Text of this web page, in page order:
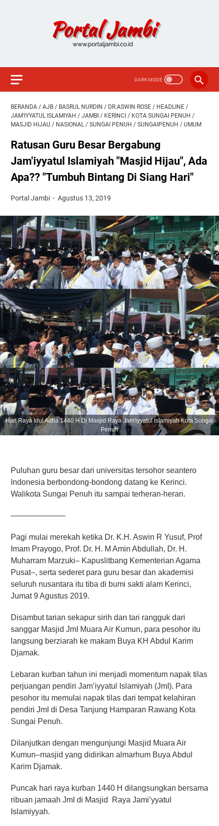
BERANDA / AJB / BASRUL NURDIN / DR.ASWIN ROSE / HEADLINE /
JAM'IYYATUL ISLAMIYAH / JAMBI / KERINCI / KOTA SUNGAI PENUH /
MASJID HIJAU / NASIONAL / SUNGAI PENUH / SUNGAIPENUH / UMUM
Ratusan Guru Besar Bergabung
Jam'iyyatul Islamiyah "Masjid Hijau", Ada
Apa?? "Tumbuh Bintang Di Siang Hari"
Portal Jambi Agustus 13, 2019
Hari Raya Idul Adha 1440 H Di Masjid Raya Jam'iyyatul Islamiyah Kota Sungai
Penuh
Puluhan guru besar dari universitas tersohor seantero
Indonesia berbondong-bondong datang ke Kerinci.
Walikota Sungai Penuh itu sampai terheran-heran.
———————
Pagi mulai merekah ketika Dr. K.H. Aswin R Yusuf, Prof
Imam Prayogo, Prof. Dr. H. M Amin Abdullah, Dr. H.
Muharram Marzuki– Kapuslitbang Kementerian Agama
Pusat–, serta sederet para guru besar dan akademisi
seluruh nusantara itu tiba di bumi sakti alam Kerinci,
Jumat 9 Agustus 2019.
Disambut tarian sekapur sirih dan tari rangguk dari
sanggar Masjid JmI Muara Air Kumun, para pesohor itu
langsung berziarah ke makam Buya KH Abdul Karim
Djamak.
Lebaran kurban tahun ini menjadi momentum napak tilas
perjuangan pendiri Jam’iyyatul Islamiyah (JmI). Para
pesohor itu memulai napak tilas dari tempat kelahiran
pendiri JmI di Desa Tanjung Hamparan Rawang Kota
Sungai Penuh.
Dilanjutkan dengan mengunjungi Masjid Muara Air
Kumun–masjid yang didirikan almarhum Buya Abdul
Karim Djamak.
Puncak hari raya kurban 1440 H dilangsungkan bersama
ribuan jamaah JmI di Masjid Raya Jami’yyatul
Islamiyyah.